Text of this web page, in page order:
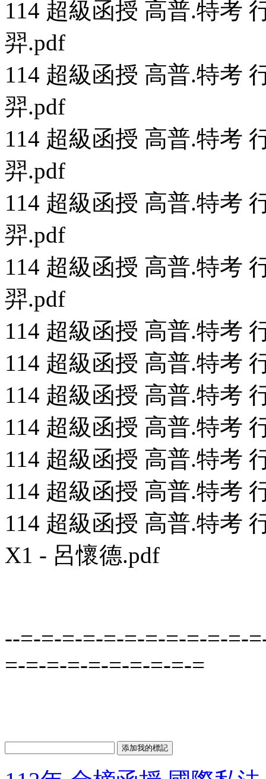
114 超級函授 高普.特考
羿.pdf
114 超級函授 高普.特考
羿.pdf
114 超級函授 高普.特考
羿.pdf
114 超級函授 高普.特考
羿.pdf
114 超級函授 高普.特考
羿.pdf
114 超級函授 高普.特考
114 超級函授 高普.特考
114 超級函授 高普.特考
114 超級函授 高普.特考
114 超級函授 高普.特考
114 超級函授 高普.特考
114 超級函授 高普.特考
X1 - 呂懷德.pdf
--=-=-=-=-=-=-=-=-=-=-=-
=-=-=-=-=-=-=-=-=-=